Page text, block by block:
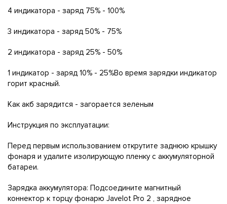
4 индикатора - заряд 75% - 100%
3 индикатора - заряд 50% - 75%
2 индикатора - заряд 25% - 50%
1 индикатор - заряд 10% - 25%Во время зарядки индикатор
горит красный.
Как акб зарядится - загорается зеленым
Инструкция по эксплуатации:
Перед первым использованием открутите заднюю крышку
фонаря и удалите изолирующую пленку с аккумуляторной
батареи.
Зарядка аккумулятора: Подсоедините магнитный
коннектор к торцу фонарю Javelot Pro 2 , зарядное